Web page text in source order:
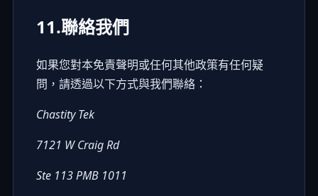
11.聯絡我們
如果您對本免責聲明或任何其他政策有任何疑
問，請透過以下方式與我們聯絡：
Chastity Tek
7121 W Craig Rd
Ste 113 PMB 1011